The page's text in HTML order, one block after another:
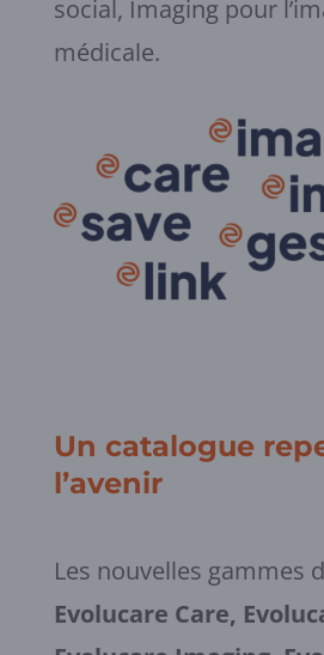
social, Imaging pour
médicale.
Un catalogue
l’avenir
Les nouvelles gammes
Evolucare Care,